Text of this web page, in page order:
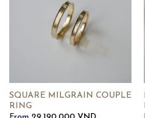
SQUARE MILGRAIN COUPLE
RING